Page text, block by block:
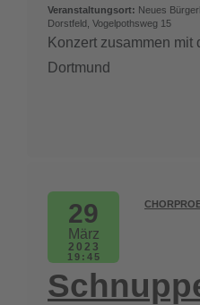
Veranstaltungsort: Neues
Dorstfeld, Vogelpothsweg 15
Konzert zusammen mit
Dortmund
29
März
2023
19:45